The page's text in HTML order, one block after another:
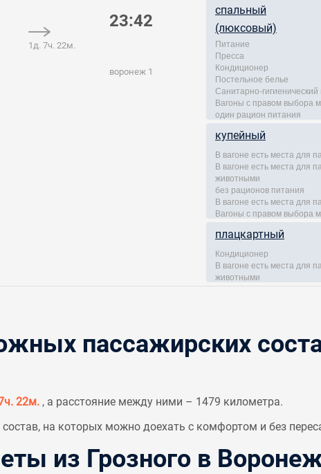
1д. 7ч. 22м.
23:42
воронеж 1
спальный
(люксовый)
Питание
Пресса
Кондиционер
Постельное белье
Санитарно-гигиенический
Вагоны с правом выбора
один рацион питания
купейный
В вагоне есть места для
В вагоне есть места для
животными
без рационов питания
В вагоне есть места для
Вагоны с правом выбора
плацкартный
Кондиционер
В вагоне есть места для
животными
пассажирских
22м. , а расстояние между ними – 1479 километра.
на которых можно доехать с комфортом и без
из Грозного в